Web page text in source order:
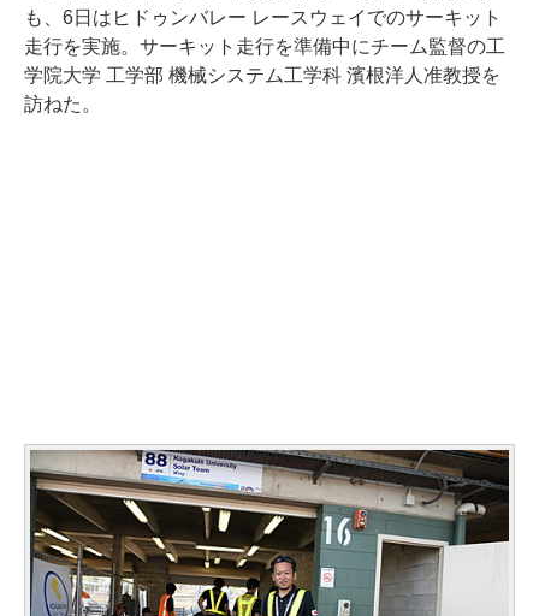
も、6日はヒドゥンバレー レースウェイでのサーキット
走行を実施。サーキット走行を準備中にチーム監督の工
学院大学 工学部 機械システム工学科 濱根洋人准教授を
訪ねた。